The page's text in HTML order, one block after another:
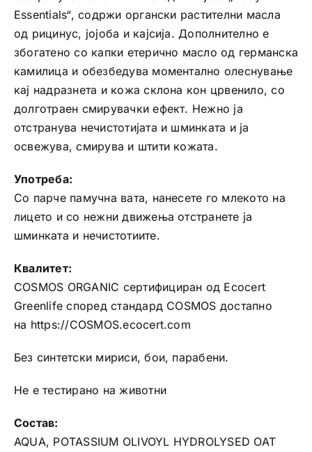
Essentials“, содржи органски растителни масла
од рицинус, јојоба и кајсија. Дополнително е
збогатено со капки етерично масло од германска
камилица и обезбедува моментално олеснување
кај надразнета и кожа склона кон црвенило, со
долготраен смирувачки ефект. Нежно ја
отстранува нечистотијата и шминката и ја
освежува, смирува и штити кожата.
Употреба:
Со парче памучна вата, нанесете го млекото на
лицето и со нежни движења отстранете ја
шминката и нечистотиите.
Квалитет:
COSMOS ORGANIC сертифициран од Ecocert
Greenlife според стандард COSMOS достапно
на https://COSMOS.ecocert.com
Без синтетски мириси, бои, парабени.
Не е тестирано на животни
Состав:
AQUA, POTASSIUM OLIVOYL HYDROLYSED OAT